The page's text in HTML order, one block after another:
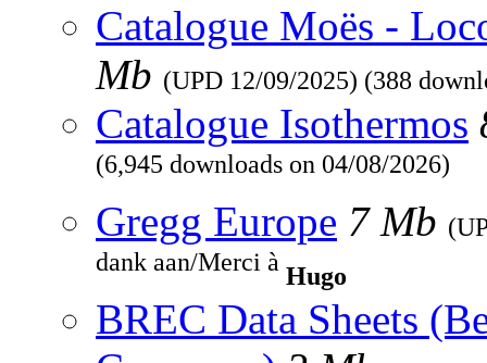
Catalogue Moës -
Mb (UPD 12/09/2025) (388
Catalogue Isothermos
(6,945 downloads on 04/08/2026)
Gregg Europe 7 Mb
dank aan/Merci à Hugo
BREC Data Sheets